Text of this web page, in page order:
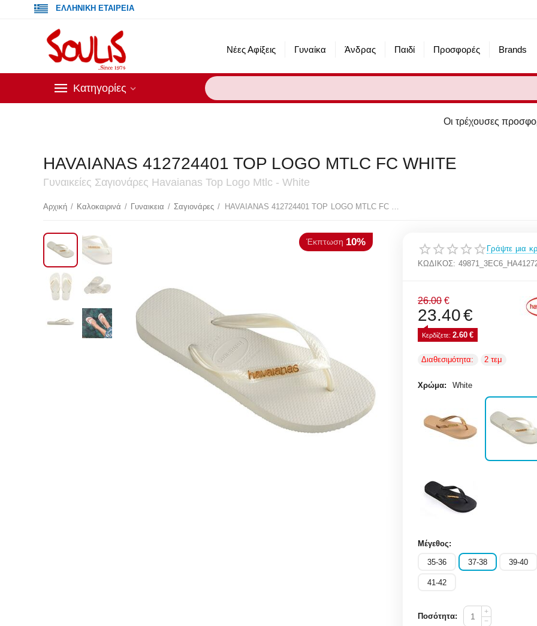
ΕΛΛΗΝΙΚΗ ΕΤΑΙΡΕΙΑ
Νέες Αφίξεις Γυναίκα Άνδρας Παιδί Προσφορές Brands
Κατηγορίες
Οι τρέχουσες προσφορές του eshop
HAVAIANAS 412724401 TOP LOGO MTLC FC WHITE
Γυναικείες Σαγιονάρες Havaianas Top Logo Mtlc - White
Αρχική / Καλοκαιρινά / Γυναικεια / Σαγιονάρες / HAVAIANAS 412724401 TOP LOGO MTLC FC WHITE
10%
Γράψτε μια
ΚΩΔΙΚΟΣ:
26.00 €
23.40€
Κερδίζετε: 2.60 €
Διαθεσιμότητα: 2 τεμ
Χρώμα: White
Μέγεθος:
35-36 37-38 39-40
41-42
Ποσότητα:
+
−